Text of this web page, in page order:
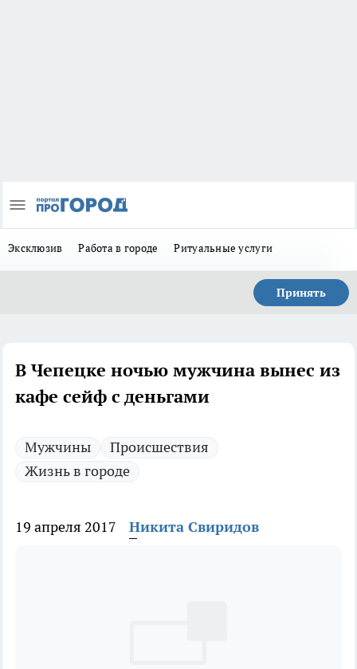
Эксклюзив Работа в городе Ритуальные услуги
Принять
В Чепецке ночью мужчина вынес из
кафе сейф с деньгами
Мужчины
Происшествия
Жизнь в городе
19 апреля 2017 Никита Свиридов